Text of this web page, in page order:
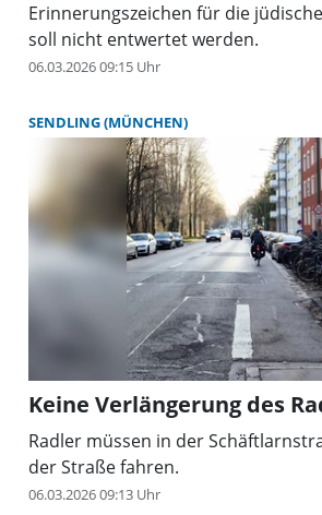
Erinnerungszeichen für die
soll nicht entwertet werden.
06.03.2026 09:15 Uhr
SENDLING (MÜNCHEN)
Keine Verlängerung des
Radler müssen in der
der Straße fahren.
06.03.2026 09:13 Uhr